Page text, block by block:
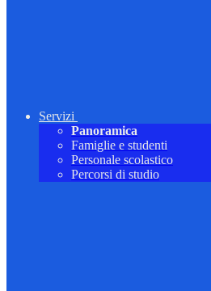
Servizi
Panoramica
Famiglie e studenti
Personale scolastico
Percorsi di studio